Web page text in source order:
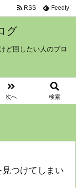
グ
ど回したい人のブロ
次へ 検索
RSS Feedly
つけてしまい